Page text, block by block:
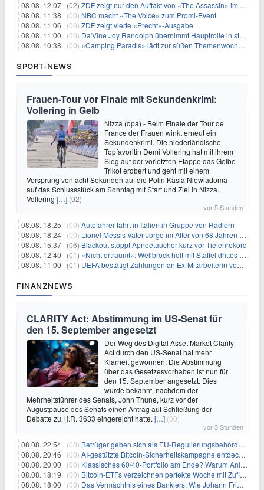
08.08. 12:07 | (02) ZDF zeigt nur den Auftakt von «The Assassin» im Fernsehen
08.08. 11:38 | (00) NBC macht «The Voice» zum Promi-Event
08.08. 11:06 | (00) ZDF zeigt vierte «Precht»-Ausgabe
08.08. 11:00 | (00) Da'Vine Joy Randolph übernimmt Hauptrolle in starbesetzter schwarzer Komödie
08.08. 10:38 | (00) «Camping Paradis» lädt zur süßen Themenwoche ein
SPORT-NEWS
Frauen-Tour vor Finale mit Sekundenkrimi:
Vollering in Gelb
Nizza (dpa) - Beim Finale der Tour de
France der Frauen winkt erneut ein
Sekundenkrimi. Die niederländische
Topfavoritin Demi Vollering hat mit ihrem
Sieg auf der vorletzten Etappe das Gelbe
Trikot erobert und geht mit einem
Vorsprung von acht Sekunden auf die Polin Kasia Niewiadoma
auf das Schlussstück am Sonntag mit Start und Ziel in Nizza.
Vollering […] (02)
vor 5 Stunden
08.08. 18:25 | (00) Autofahrer fährt in Italien in Gruppe von Radlern
08.08. 18:24 | (00) Lionel Messis Vater Jorge im Alter von 68 Jahren gestorben
08.08. 15:37 | (06) Blackout stoppt Apnoetaucher kurz vor Tiefenrekord
08.08. 12:40 | (01) «Nicht erträumt»: Wellbrock holt mit Staffel drittes EM-Gold
08.08. 11:00 | (01) UEFA bestätigt Zahlungen an Ex-Mitarbeiterin von Infantino
FINANZNEWS
CLARITY Act: Abstimmung im US-Senat für
den 15. September angesetzt
Der Weg des Digital Asset Market Clarity
Act durch den US-Senat hat mehr
Klarheit gewonnen. Die Abstimmung
über das Gesetzesvorhaben ist nun für
den 15. September angesetzt. Dies
wurde bekannt, nachdem der
Mehrheitsführer des Senats, John Thune, kurz vor der
Augustpause des Senats einen Antrag auf Schließung der
Debatte zu H.R. 3633 eingereicht hatte. […] (00)
vor 3 Stunden
08.08. 22:54 | (00) Betrüger geben sich als EU-Regulierungsbehörden aus, um Krypto-Nutzer nach MiCA-Deadline ins Visier zu nehmen
08.08. 20:46 | (00) AI-gestützte Bitcoin-Sicherheitskampagne entdeckt fast 5.000 Softwareprobleme in 390 Projekten
08.08. 20:00 | (00) Klassisches 60/40-Portfolio am Ende? Warum Anleger jetzt radikal umdenken müssen
08.08. 18:19 | (00) Bitcoin-ETFs verzeichnen perfekte Woche mit Zuflüssen auf 3-Monats-Hoch
08.08. 18:00 | (00) Das Vermächtnis eines Bankiers: Wie Johann Friedrich Städel sein Imperium unsterblich machte